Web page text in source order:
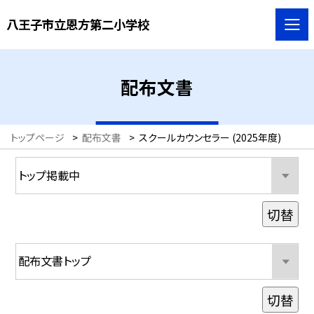
八王子市立恩方第二小学校
配布文書
トップページ > 配布文書 > スクールカウンセラー (2025年度)
切替
切替